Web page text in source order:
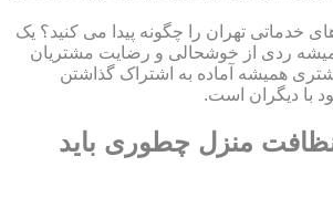
خدماتی تهران را چگونه پیدا می کنید؟ یک
ردی از خوشحالی و رضایت مشتریان
همیشه آماده به اشتراک گذاشتن
با دیگران است.
نظافت منزل چطوری باید